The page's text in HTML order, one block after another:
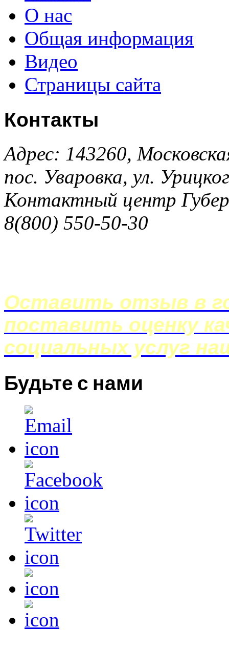
О нас
Общая информация
Видео
Страницы сайта
Контакты
Адрес: 143260,
пос. Уваровка, ул.
Контактный центр
8(800) 550-50-30
Оставить отзыв в
поставить оценку
социальных услуг
Будьте с нами